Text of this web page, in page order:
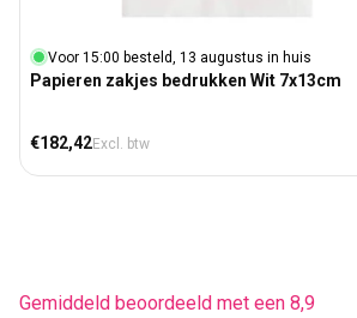
Voor 15:00 besteld, 13 augustus in huis
Papieren zakjes bedrukken Wit 7x13cm
Normale prijs
€182,42Excl. btw
Gemiddeld beoordeeld met een 8,9